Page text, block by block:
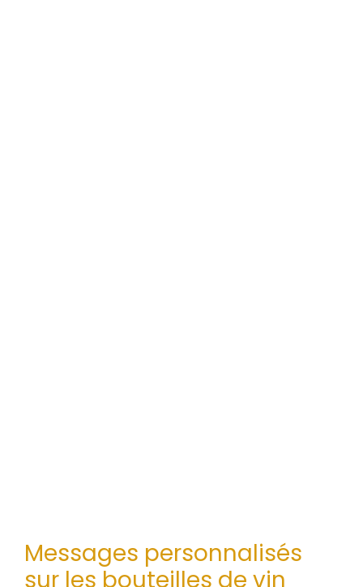
Messages personnalisés
sur les bouteilles de vin